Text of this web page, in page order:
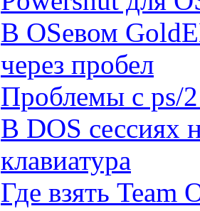
В OSевом
чеpез пpобел
Проблемы с ps/
В DOS сессиях
клавиатуpа
Где взять Team